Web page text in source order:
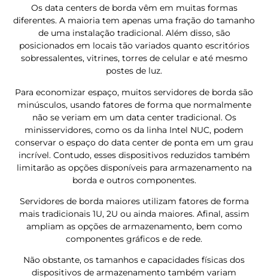
Os data centers de borda vêm em muitas formas
diferentes. A maioria tem apenas uma fração do tamanho
de uma instalação tradicional. Além disso, são
posicionados em locais tão variados quanto escritórios
sobressalentes, vitrines, torres de celular e até mesmo
postes de luz.
Para economizar espaço, muitos servidores de borda são
minúsculos, usando fatores de forma que normalmente
não se veriam em um data center tradicional. Os
minisservidores, como os da linha Intel NUC, podem
conservar o espaço do data center de ponta em um grau
incrível. Contudo, esses dispositivos reduzidos também
limitarão as opções disponíveis para armazenamento na
borda e outros componentes.
Servidores de borda maiores utilizam fatores de forma
mais tradicionais 1U, 2U ou ainda maiores. Afinal, assim
ampliam as opções de armazenamento, bem como
componentes gráficos e de rede.
Não obstante, os tamanhos e capacidades físicas dos
dispositivos de armazenamento também variam